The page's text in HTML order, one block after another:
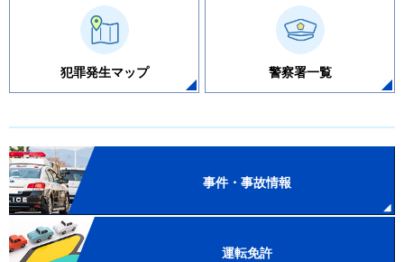
犯罪発生マップ 警察署一覧
事件・事故情報
運転免許